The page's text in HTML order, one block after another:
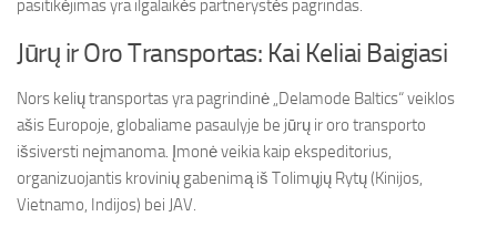
pasitikėjimas yra ilgalaikės partnerystės pagrindas.
Jūrų ir Oro Transportas: Kai Keliai Baigiasi
Nors kelių transportas yra pagrindinė „Delamode Baltics“ veiklos
ašis Europoje, globaliame pasaulyje be jūrų ir oro transporto
išsiversti neįmanoma. Įmonė veikia kaip ekspeditorius,
organizuojantis krovinių gabenimą iš Tolimųjų Rytų (Kinijos,
Vietnamo, Indijos) bei JAV.